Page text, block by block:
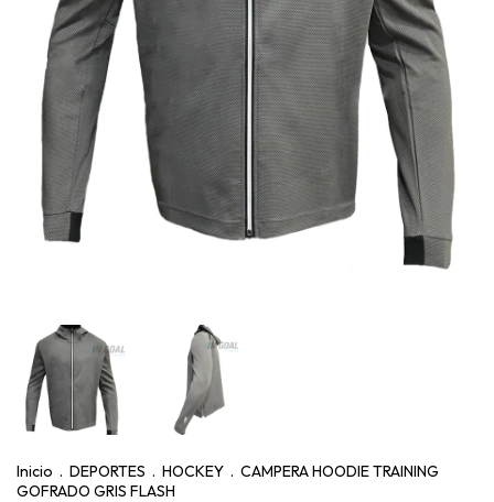
Inicio . DEPORTES . HOCKEY . CAMPERA HOODIE TRAINING
GOFRADO GRIS FLASH